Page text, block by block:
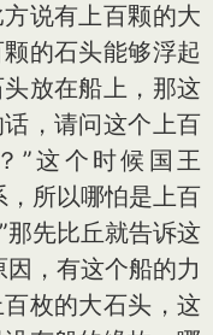
说有上百颗的大
的石头能够浮起
放在船上，那这
，请问这个上百
”这个时候国王
，所以哪怕是上百
那先比丘就告诉这
，有这个船的力
枚的大石头，这